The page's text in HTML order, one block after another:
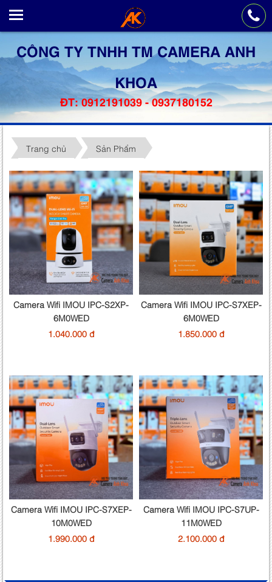
CÔNG TY TNHH TM CAMERA ANH
KHOA
ĐT: 0912191039 - 0937180152
Trang chủ Sản Phẩm
Camera Wifi IMOU IPC-S2XP-
6M0WED
1.040.000 đ
Camera Wifi IMOU IPC-S7XEP-
6M0WED
1.850.000 đ
Camera Wifi IMOU IPC-S7XEP-
10M0WED
1.990.000 đ
Camera Wifi IMOU IPC-S7UP-
11M0WED
2.100.000 đ